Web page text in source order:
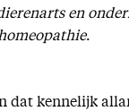
en
.
dat kennelijk